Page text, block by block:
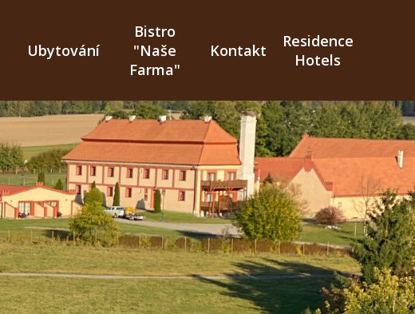
Ubytování
Bistro
"Naše
Farma"
Kontakt
Residence
Hotels